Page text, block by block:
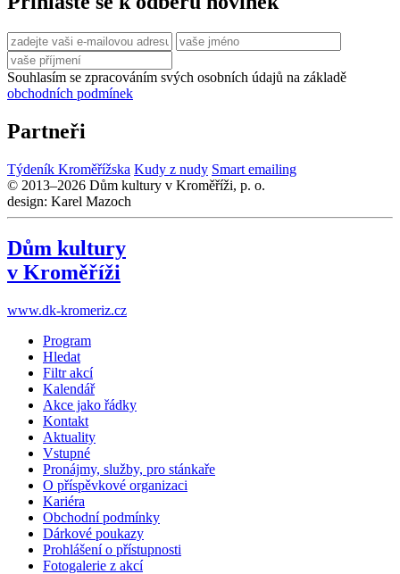
Souhlasím se zpracováním svých osobních údajů na základě
obchodních podmínek
Partneři
Týdeník Kroměřížska Kudy z nudy Smart emailing
© 2013–2026 Dům kultury v Kroměříži, p. o.
design: Karel Mazoch
Dům kultury
v Kroměříži
www.dk-kromeriz.cz
Program
Hledat
Filtr akcí
Kalendář
Akce jako řádky
Kontakt
Aktuality
Vstupné
Pronájmy, služby, pro stánkaře
O příspěvkové organizaci
Kariéra
Obchodní podmínky
Dárkové poukazy
Prohlášení o přístupnosti
Fotogalerie z akcí